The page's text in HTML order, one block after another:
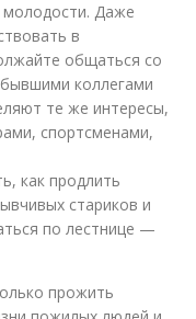
Даже
в
общаться со
коллегами
те же интересы,
спортсменами,
как продлить
стариков и
по лестнице —
прожить